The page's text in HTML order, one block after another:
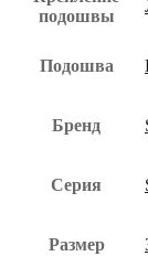
подошвы
Подошва
Бренд
Серия
Размер